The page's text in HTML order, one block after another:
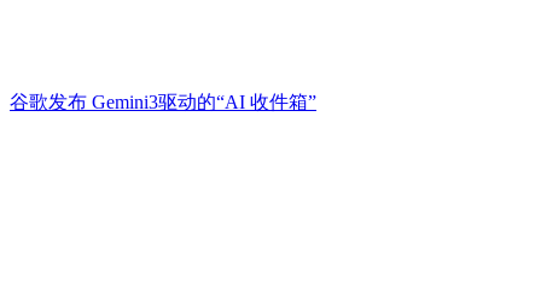
谷歌发布 Gemini3驱动的“AI 收件箱”